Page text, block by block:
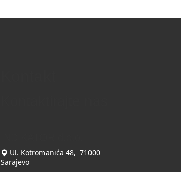
Ul. Kotromanića 48, 71000
Sarajevo